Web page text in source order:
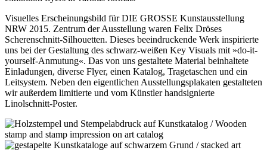
Visuelles Erscheinungsbild für DIE GROSSE Kunstausstellung
NRW 2015. Zentrum der Ausstellung waren Felix Dröses
Scherenschnitt-Silhouetten. Dieses beeindruckende Werk inspirierte
uns bei der Gestaltung des schwarz-weißen Key Visuals mit »do-it-
yourself-Anmutung«. Das von uns gestaltete Material beinhaltete
Einladungen, diverse Flyer, einen Katalog, Tragetaschen und ein
Leitsystem. Neben den eigentlichen Ausstellungsplakaten gestalteten
wir außerdem limitierte und vom Künstler handsignierte
Linolschnitt-Poster.